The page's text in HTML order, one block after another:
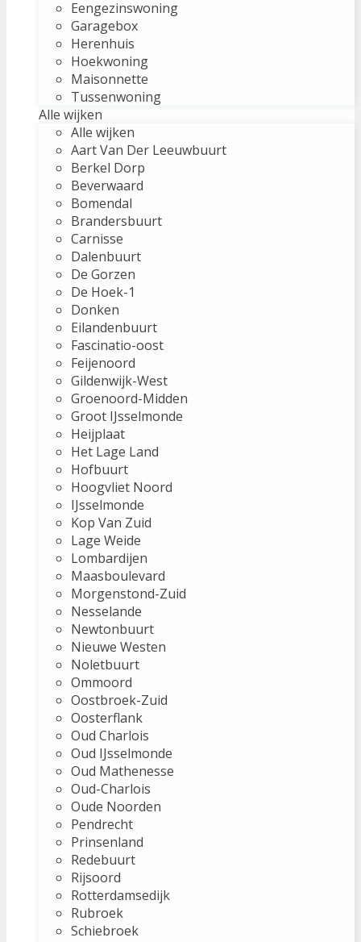
Eengezinswoning
Garagebox
Herenhuis
Hoekwoning
Maisonnette
Tussenwoning
Alle wijken
Alle wijken
Aart Van Der Leeuwbuurt
Berkel Dorp
Beverwaard
Bomendal
Brandersbuurt
Carnisse
Dalenbuurt
De Gorzen
De Hoek-1
Donken
Eilandenbuurt
Fascinatio-oost
Feijenoord
Gildenwijk-West
Groenoord-Midden
Groot IJsselmonde
Heijplaat
Het Lage Land
Hofbuurt
Hoogvliet Noord
IJsselmonde
Kop Van Zuid
Lage Weide
Lombardijen
Maasboulevard
Morgenstond-Zuid
Nesselande
Newtonbuurt
Nieuwe Westen
Noletbuurt
Ommoord
Oostbroek-Zuid
Oosterflank
Oud Charlois
Oud IJsselmonde
Oud Mathenesse
Oud-Charlois
Oude Noorden
Pendrecht
Prinsenland
Redebuurt
Rijsoord
Rotterdamsedijk
Rubroek
Schiebroek